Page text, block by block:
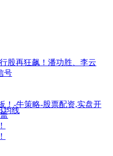
股再狂飙！潘功胜、李云
号
均线